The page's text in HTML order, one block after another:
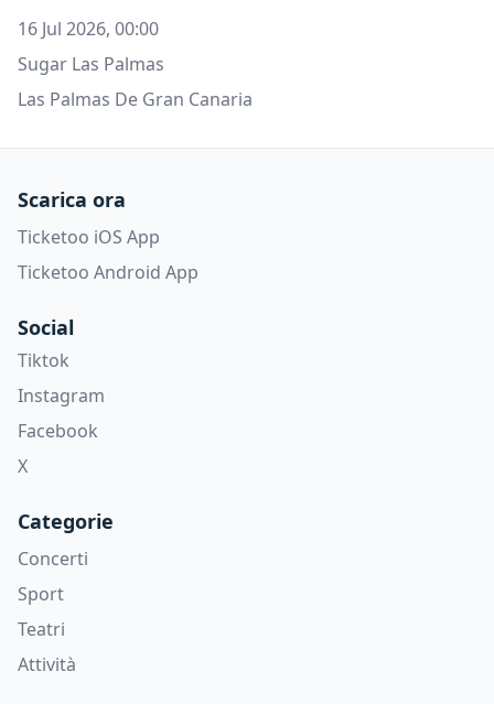
16 Jul 2026, 00:00
Sugar Las Palmas
Las Palmas De Gran Canaria
Scarica ora
Ticketoo iOS App
Ticketoo Android App
Social
Tiktok
Instagram
Facebook
X
Categorie
Concerti
Sport
Teatri
Attività